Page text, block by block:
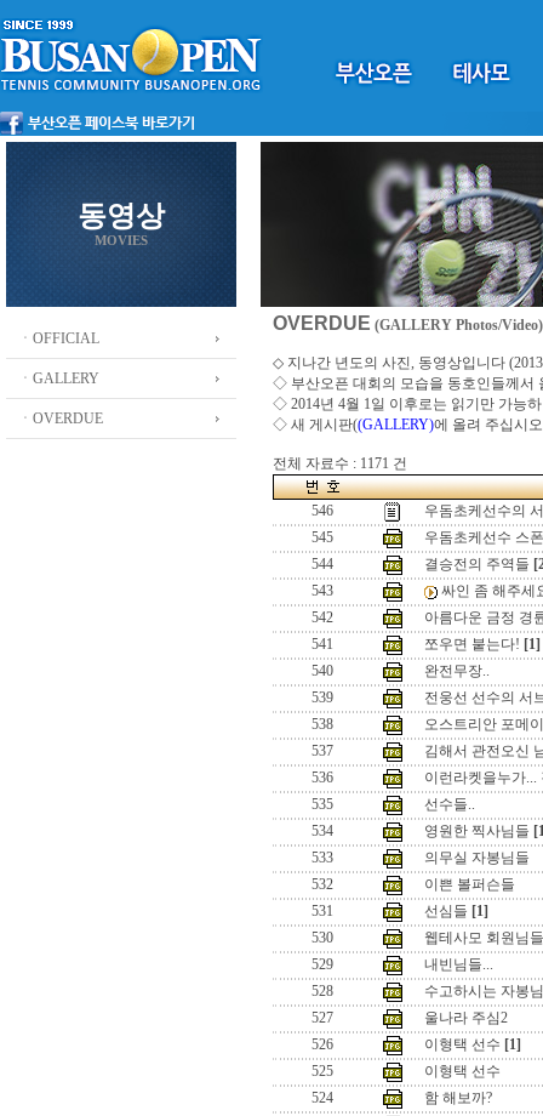
동영상
MOVIES
ㆍOFFICIAL
ㆍGALLERY
ㆍOVERDUE
OVERDUE (GALLERY Photos/Video)
◇ 지나간 년도의 사진, 동영상입니다
◇ 부산오픈 대회의 모습을 동호인들께서
◇ 2014년 4월 1일 이후로는 읽기만 가능
◇ 새 게시판((GALLERY)에 올려 주십시오
전체 자료수 : 1171 건
546
우돔초케선수의
545
우돔초케선수 스
544
결승전의 주역들
543
싸인 좀 해주세
542
아름다운 금정 경
541
쪼우면 붙는다! [1]
540
완전무장..
539
전웅선 선수의 서
538
오스트리안 포메
537
김해서 관전오신
536
이런라켓을누가...
535
선수들..
534
영원한 찍사님들
533
의무실 자봉님들
532
이쁜 볼퍼슨들
531
선심들 [1]
530
웹테사모 회원님들
529
내빈님들...
528
수고하시는 자봉
527
울나라 주심2
526
이형택 선수 [1]
525
이형택 선수
524
함 해보까?